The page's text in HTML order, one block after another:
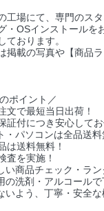
工場にて、専門のス
・OSインストールを
ております。
掲載の写真や【商品
ポイント／
文で最短当日出荷！
証付につき安心してお
パソコンは全品送料
は送料無料！
査を実施！
商品チェック・ラン
の洗剤・アルコールで
いよう、丁寧・安全